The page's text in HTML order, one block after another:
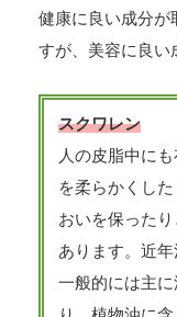
健康に良い成分が
すが、美容に良い
スクワレン
人の皮脂中に
を柔らかくし
おいを保った
あります。近年
一般的には主